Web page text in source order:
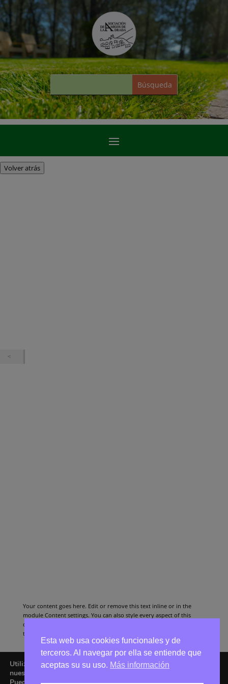
Volver atrás
Your content goes here. Edit or remove this text inline or in the
module Content settings. You can also style every aspect of this
content in the module Design settings and even apply custom CSS to
this text in the module Advanced settings.
Utilizamos cookies para ofrecerte la mejor experiencia en
nuestra web.
Esta web usa cookies funcionales y de
terceros. Al navegar por ella se entiende que
aceptas su su uso. Más información